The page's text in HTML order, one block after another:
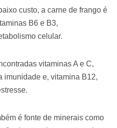
custo, a carne de frango é
B6 e B3,
celular.
vitaminas A e C,
imunidade e, vitamina B12,
é fonte de minerais como